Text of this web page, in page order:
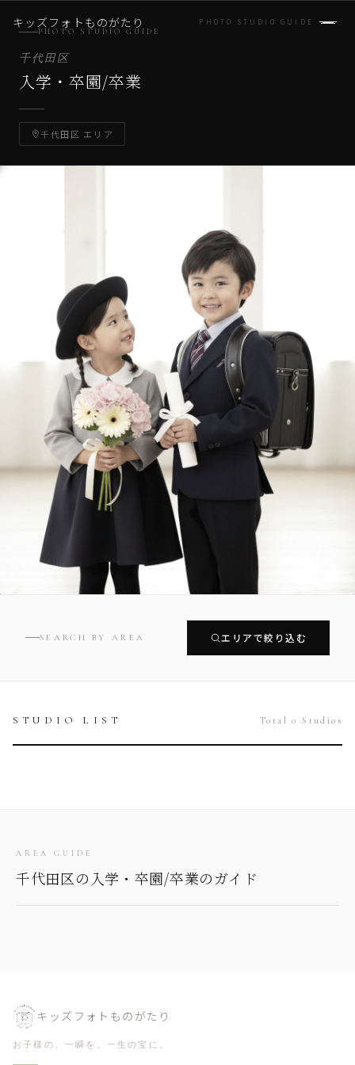
キッズフォトものがたり PHOTO STUDIO GUIDE
PHOTO STUDIO GUIDE
千代田区
入学・卒園/卒業
千代田区 エリア
SEARCH BY AREA エリアで絞り込む
STUDIO LIST Total 0 Studios
AREA GUIDE
千代田区の入学・卒園/卒業のガイド
キッズフォトものがたり
お子様の、一瞬を。一生の宝に。